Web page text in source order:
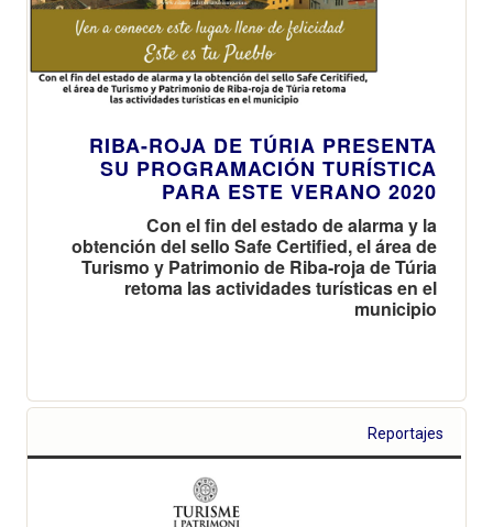
RIBA-ROJA DE TÚRIA PRESENTA
SU PROGRAMACIÓN TURÍSTICA
PARA ESTE VERANO 2020
Con el fin del estado de alarma y la
obtención del sello Safe Certified, el área de
Turismo y Patrimonio de Riba-roja de Túria
retoma las actividades turísticas en el
municipio
Reportajes